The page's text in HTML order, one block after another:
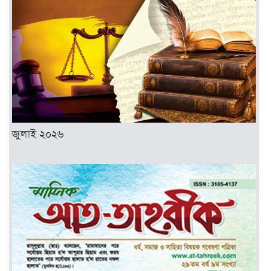
জুলাই ২০২৬